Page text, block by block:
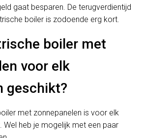
gaat besparen. De terugverdientijd
boiler is zodoende erg kort.
boiler met
voor elk
geschikt?
met zonnepanelen is voor elk
Wel heb je mogelijk met een paar